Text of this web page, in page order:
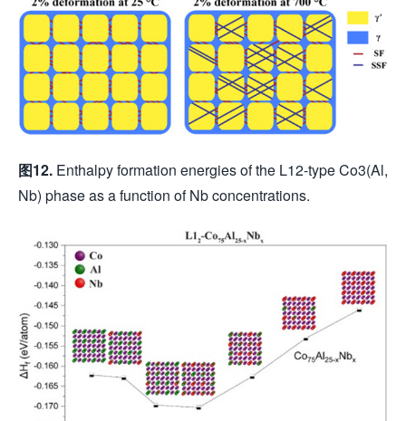
图12. Enthalpy formation energies of the L12-type Co3(Al,
Nb) phase as a function of Nb concentrations.